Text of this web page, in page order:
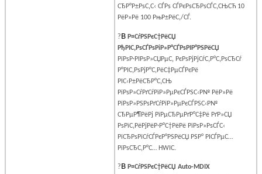
СЂР°Р±РѕС‚С‹ СЃРѕ СЃРєРѕСЂРѕСЃС‚СЊСЋ 10
РёР»Рё 100 РњР±РёС‚/СЃ.
? В Р¤СѓРЅРєС†РёСЏ
РђРІС‚РѕСЃРѕРіР»Р°СЃРѕРІР°РЅРёСЏ
РїРѕР·РІРѕР»СЏРµС‚ РєРѕРјРјСѓС‚Р°С‚РѕСЂСѓ
Р°РІС‚РѕРјР°С‚РёС‡РµСЃРєРё
РІС‹Р±РёСЂР°С‚СЊ
РїРѕР»СѓРґСѓРїР»РµРєСЃРЅС‹Р№ РёР»Рё
РїРѕР»РЅРѕРґСѓРїР»РµРєСЃРЅС‹Р№
СЂРµР¶РёРј РїРµСЂРµРґР°С‡Рё РґР»СЏ
РѕРїС‚РёРјРёР·Р°С†РёРё РїРѕР»РѕСЃС‹
РїСЂРѕРїСѓСЃРєР°РЅРёСЏ РЅР° РІСЃРµС…
РїРѕСЂС‚Р°С… HWIC.
?В Р¤СѓРЅРєС†РёСЏ Auto-MDIX